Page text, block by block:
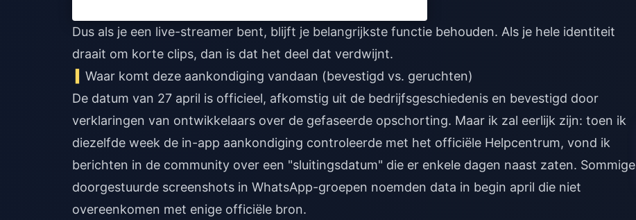
Dus als je een live-streamer bent, blijft je belangrijkste functie behouden. Als je hele identiteit
draait om korte clips, dan is dat het deel dat verdwijnt.
Waar komt deze aankondiging vandaan (bevestigd vs. geruchten)
De datum van 27 april is officieel, afkomstig uit de bedrijfsgeschiedenis en bevestigd door
verklaringen van ontwikkelaars over de gefaseerde opschorting. Maar ik zal eerlijk zijn: toen ik
diezelfde week de in-app aankondiging controleerde met het officiële Helpcentrum, vond ik
berichten in de community over een "sluitingsdatum" die er enkele dagen naast zaten. Sommige
doorgestuurde screenshots in WhatsApp-groepen noemden data in begin april die niet
overeenkomen met enige officiële bron.